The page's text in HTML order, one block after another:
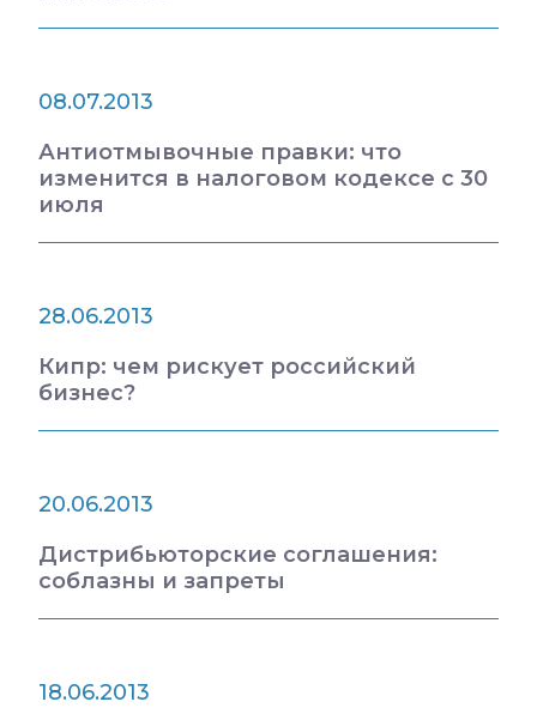
08.07.2013
Антиотмывочные правки: что
изменится в налоговом кодексе с 30
июля
28.06.2013
Кипр: чем рискует российский
бизнес?
20.06.2013
Дистрибьюторские соглашения:
соблазны и запреты
18.06.2013